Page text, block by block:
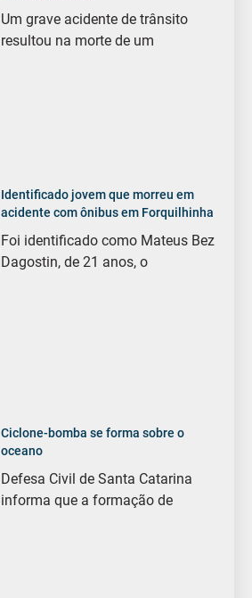
Um grave acidente de trânsito
resultou na morte de um
Identificado jovem que morreu em
acidente com ônibus em Forquilhinha
Foi identificado como Mateus Bez
Dagostin, de 21 anos, o
Ciclone-bomba se forma sobre o
oceano
Defesa Civil de Santa Catarina
informa que a formação de